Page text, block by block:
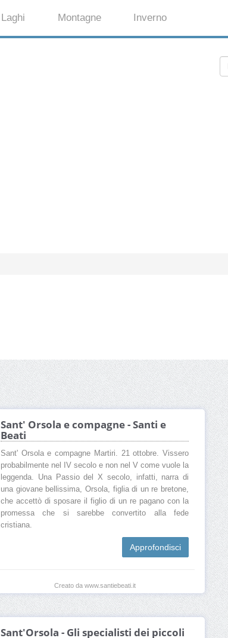
Laghi Montagne Inverno
Sant' Orsola e compagne - Santi e
Beati
Sant' Orsola e compagne Martiri. 21 ottobre. Vissero
probabilmente nel IV secolo e non nel V come vuole la
leggenda. Una Passio del X secolo, infatti, narra di
una giovane bellissima, Orsola, figlia di un re bretone,
che accettò di sposare il figlio di un re pagano con la
promessa che si sarebbe convertito alla fede
cristiana.
Approfondisci
Creato da www.santiebeati.it
Sant'Orsola - Gli specialisti dei piccoli